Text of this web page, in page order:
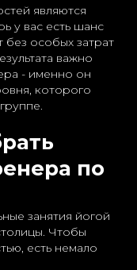
являются
у вас есть шанс
без особых затрат
важно
- именно он
которого
по
занятия йогой
Чтобы
есть немало